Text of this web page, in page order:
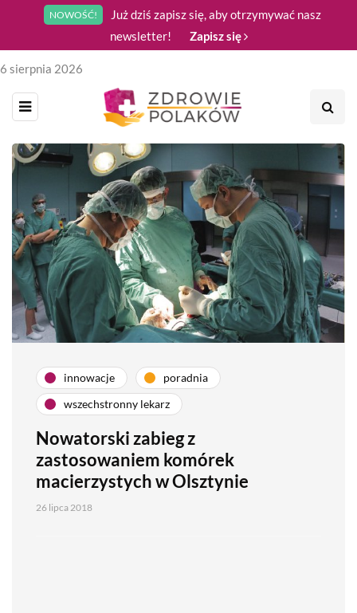
NOWOŚĆ!
Już dziś zapisz się, aby otrzymywać nasz
newsletter!
Zapisz się
6 sierpnia 2026
innowacje
poradnia
wszechstronny lekarz
Nowatorski zabieg z
zastosowaniem komórek
macierzystych w Olsztynie
26 lipca 2018